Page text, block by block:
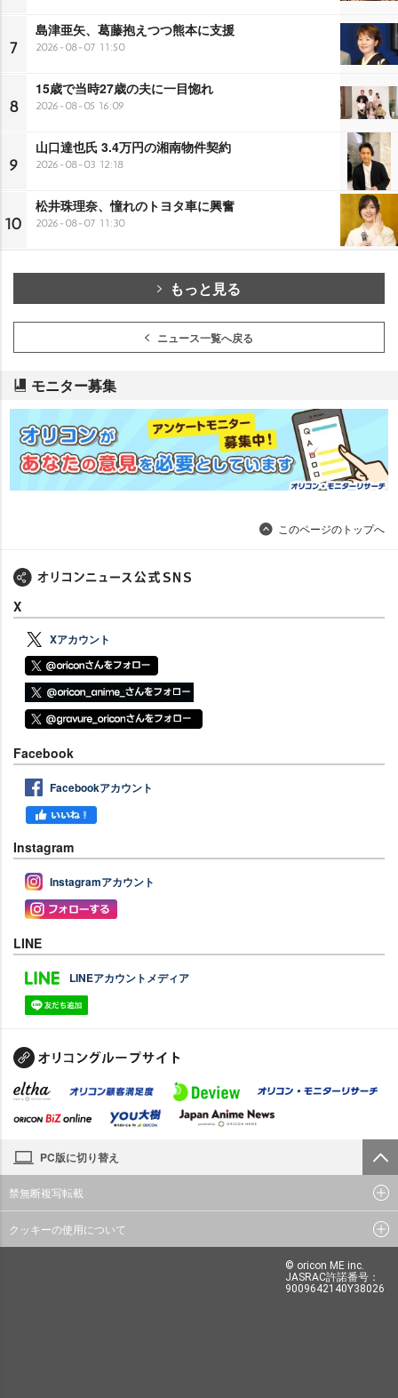
7
島津亜矢、葛藤抱えつつ熊本に支援
2026-08-07 11:50
8
15歳で当時27歳の夫に一目惚れ
2026-08-05 16:09
9
山口達也氏 3.4万円の湘南物件契約
2026-08-03 12:18
10
松井珠理奈、憧れのトヨタ車に興奮
2026-08-07 11:30
もっと見る
ニュース一覧へ戻る
モニター募集
このページのトップへ
X
Xアカウント
Facebook
Facebookアカウント
Instagram
Instagramアカウント
LINE
LINEアカウントメディア
PC版に切り替え
禁無断複写転載
クッキーの使用について
© oricon ME inc.
JASRAC許諾番号：
9009642140Y38026